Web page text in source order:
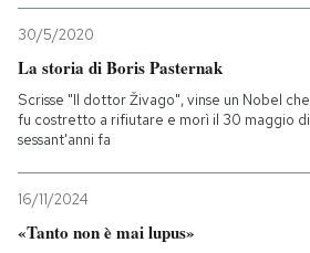
30/5/2020
La storia di Boris Pasternak
Scrisse "Il dottor Živago", vinse un Nobel che
fu costretto a rifiutare e morì il 30 maggio di
sessant'anni fa
16/11/2024
«Tanto non è mai lupus»